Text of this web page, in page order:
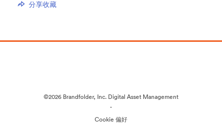
分享收藏
©2026 Brandfolder, Inc. Digital Asset Management
·
Cookie 偏好